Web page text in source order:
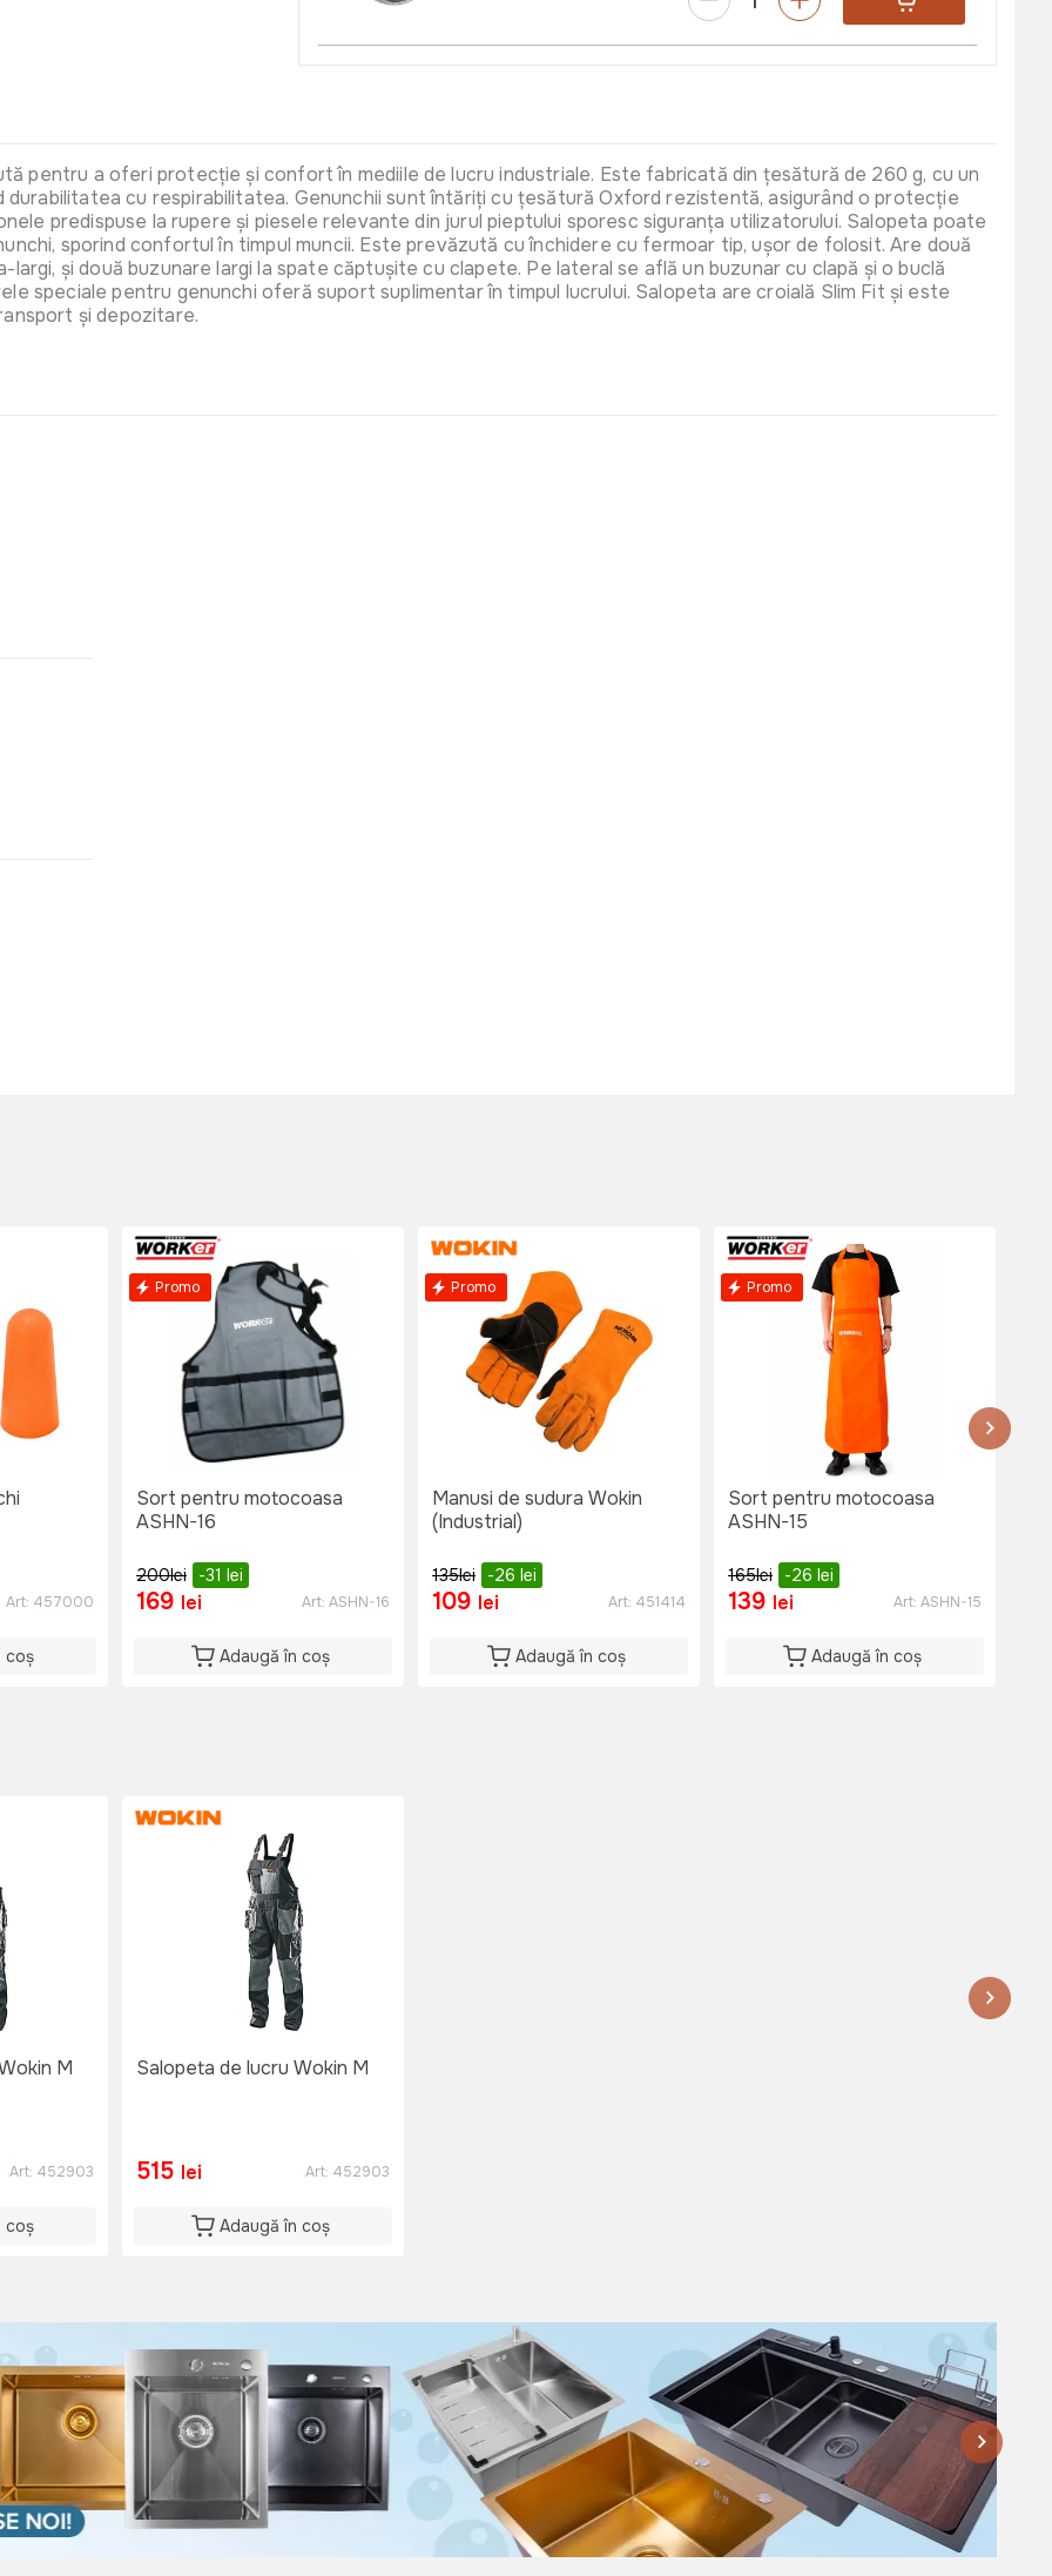
pentru a oferi protecție și confort în mediile de lucru industriale. Este fabricată din țesătură de 260 g, cu un
durabilitatea cu respirabilitatea. Genunchii sunt întăriți cu țesătură Oxford rezistentă, asigurând o protecție
predispuse la rupere și piesele relevante din jurul pieptului sporesc siguranța utilizatorului. Salopeta poate
sporind confortul în timpul muncii. Este prevăzută cu închidere cu fermoar tip, ușor de folosit. Are două
și două buzunare largi la spate căptușite cu clapete. Pe lateral se află un buzunar cu clapă și o buclă
speciale pentru genunchi oferă suport suplimentar în timpul lucrului. Salopeta are croială Slim Fit și este
și depozitare.
Art: 457000
coș
Promo
Sort pentru motocoasa
ASHN-16
200lei -31 lei
169 lei Art: ASHN-16
Adaugă în coș
Promo
Manusi de sudura Wokin
(Industrial)
135lei -26 lei
109 lei Art: 451414
Adaugă în coș
Promo
Sort pentru motocoasa
ASHN-15
165lei -26 lei
139 lei Art: ASHN-15
Adaugă în coș
M
Art: 452903
coș
Salopeta de lucru Wokin M
515 lei Art: 452903
Adaugă în coș